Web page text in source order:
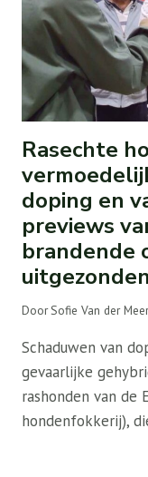
Rasechte
doping en
previews
brandende
DoorSofie Van der
Schaduwen van
gevaarlijke
rashonden van de
hondenfokkerij),